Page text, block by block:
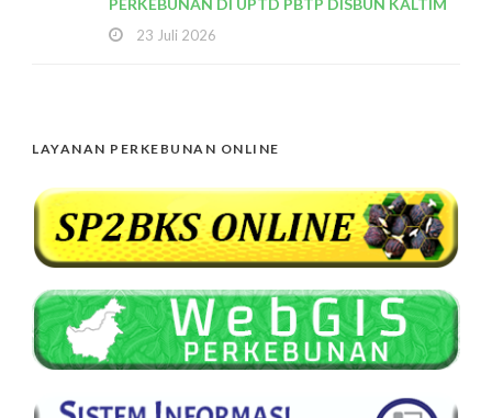
PERKEBUNAN DI UPTD PBTP DISBUN KALTIM
23 Juli 2026
LAYANAN PERKEBUNAN ONLINE